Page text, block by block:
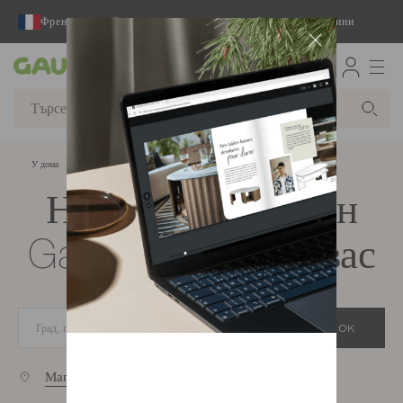
Френски дизайнер и производител на мебели за 65 години
Gautier
У дома Намери магазин
Намерете магазин
Gautier близо до вас
OK
Магазини близо до вас